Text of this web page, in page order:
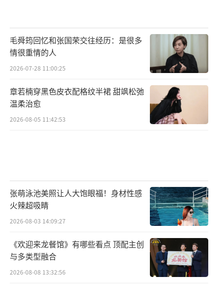
毛舜筠回忆和张国荣交往经历：是很多
情很重情的人
2026-07-28 11:00:25
章若楠穿黑色皮衣配格纹半裙 甜飒松弛
温柔治愈
2026-08-05 11:42:53
张萌泳池美照让人大饱眼福！身材性感
火辣超吸睛
2026-08-03 14:09:27
《欢迎来龙餐馆》有哪些看点 顶配主创
与多类型融合
2026-08-08 13:32:56